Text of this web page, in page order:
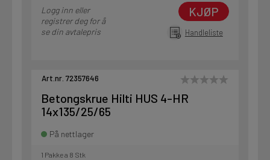
Logg inn eller
registrer deg for å
se din avtalepris
KJØP
Handleliste
Art.nr. 72357646
Betongskrue Hilti HUS 4-HR
14x135/25/65
På nettlager
1 Pakke a 8 Stk